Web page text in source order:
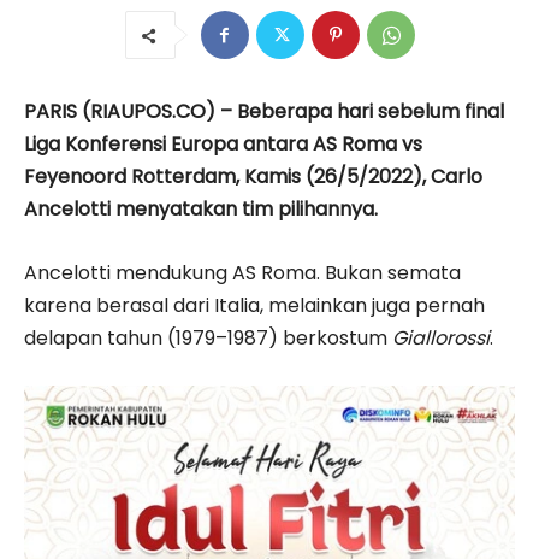
PARIS (RIAUPOS.CO) – Beberapa hari sebelum final
Liga Konferensi Europa antara AS Roma vs
Feyenoord Rotterdam, Kamis (26/5/2022), Carlo
Ancelotti menyatakan tim pilihannya.
Ancelotti mendukung AS Roma. Bukan semata
karena berasal dari Italia, melainkan juga pernah
delapan tahun (1979–1987) berkostum Giallorossi.